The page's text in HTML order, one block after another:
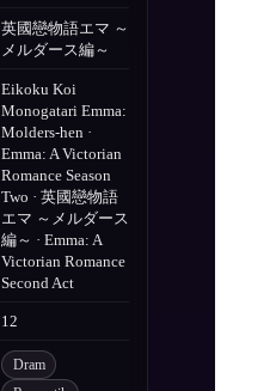
英國戀物語エマ ～
メルダース編～
Eikoku Koi
Monogatari Emma:
Molders-hen ·
Emma: A Victorian
Romance Season
Two · 英國戀物語
エマ ～メルダース
編～ · Emma: A
Victorian Romance
Second Act
12
Dram